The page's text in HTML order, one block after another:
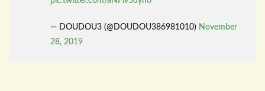
— DOUDOU3 (@DOUDOU386981010) November
28, 2019